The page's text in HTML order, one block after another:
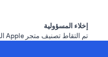
إخلاء المسؤولية
تم التقاط تصنيف متجر Apple المذكور بناءً على 24 مايو 2024.